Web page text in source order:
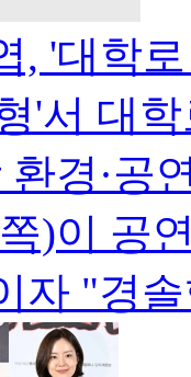
, '대학
'서 대
환경·공
)이 공
자 "경